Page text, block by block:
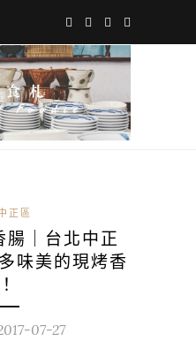
正區
腸｜台北中正
味美的現烤香
07-27